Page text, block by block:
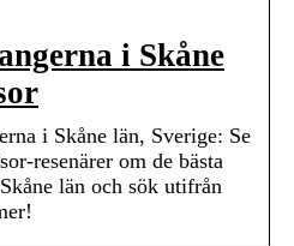
i Skåne
i Skåne län, Sverige: Se
resenärer om de bästa
län och sök utifrån